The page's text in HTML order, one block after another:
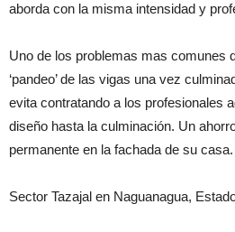
aborda con la misma intensidad y
Uno de los problemas mas comunes
‘pandeo’ de las vigas una vez
evita contratando a los profesionales
diseño hasta la culminación. Un
permanente en la fachada de su casa.
Sector Tazajal en Naguanagua,